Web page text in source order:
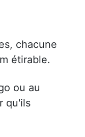
chacune
étirable.
ou au
qu'ils